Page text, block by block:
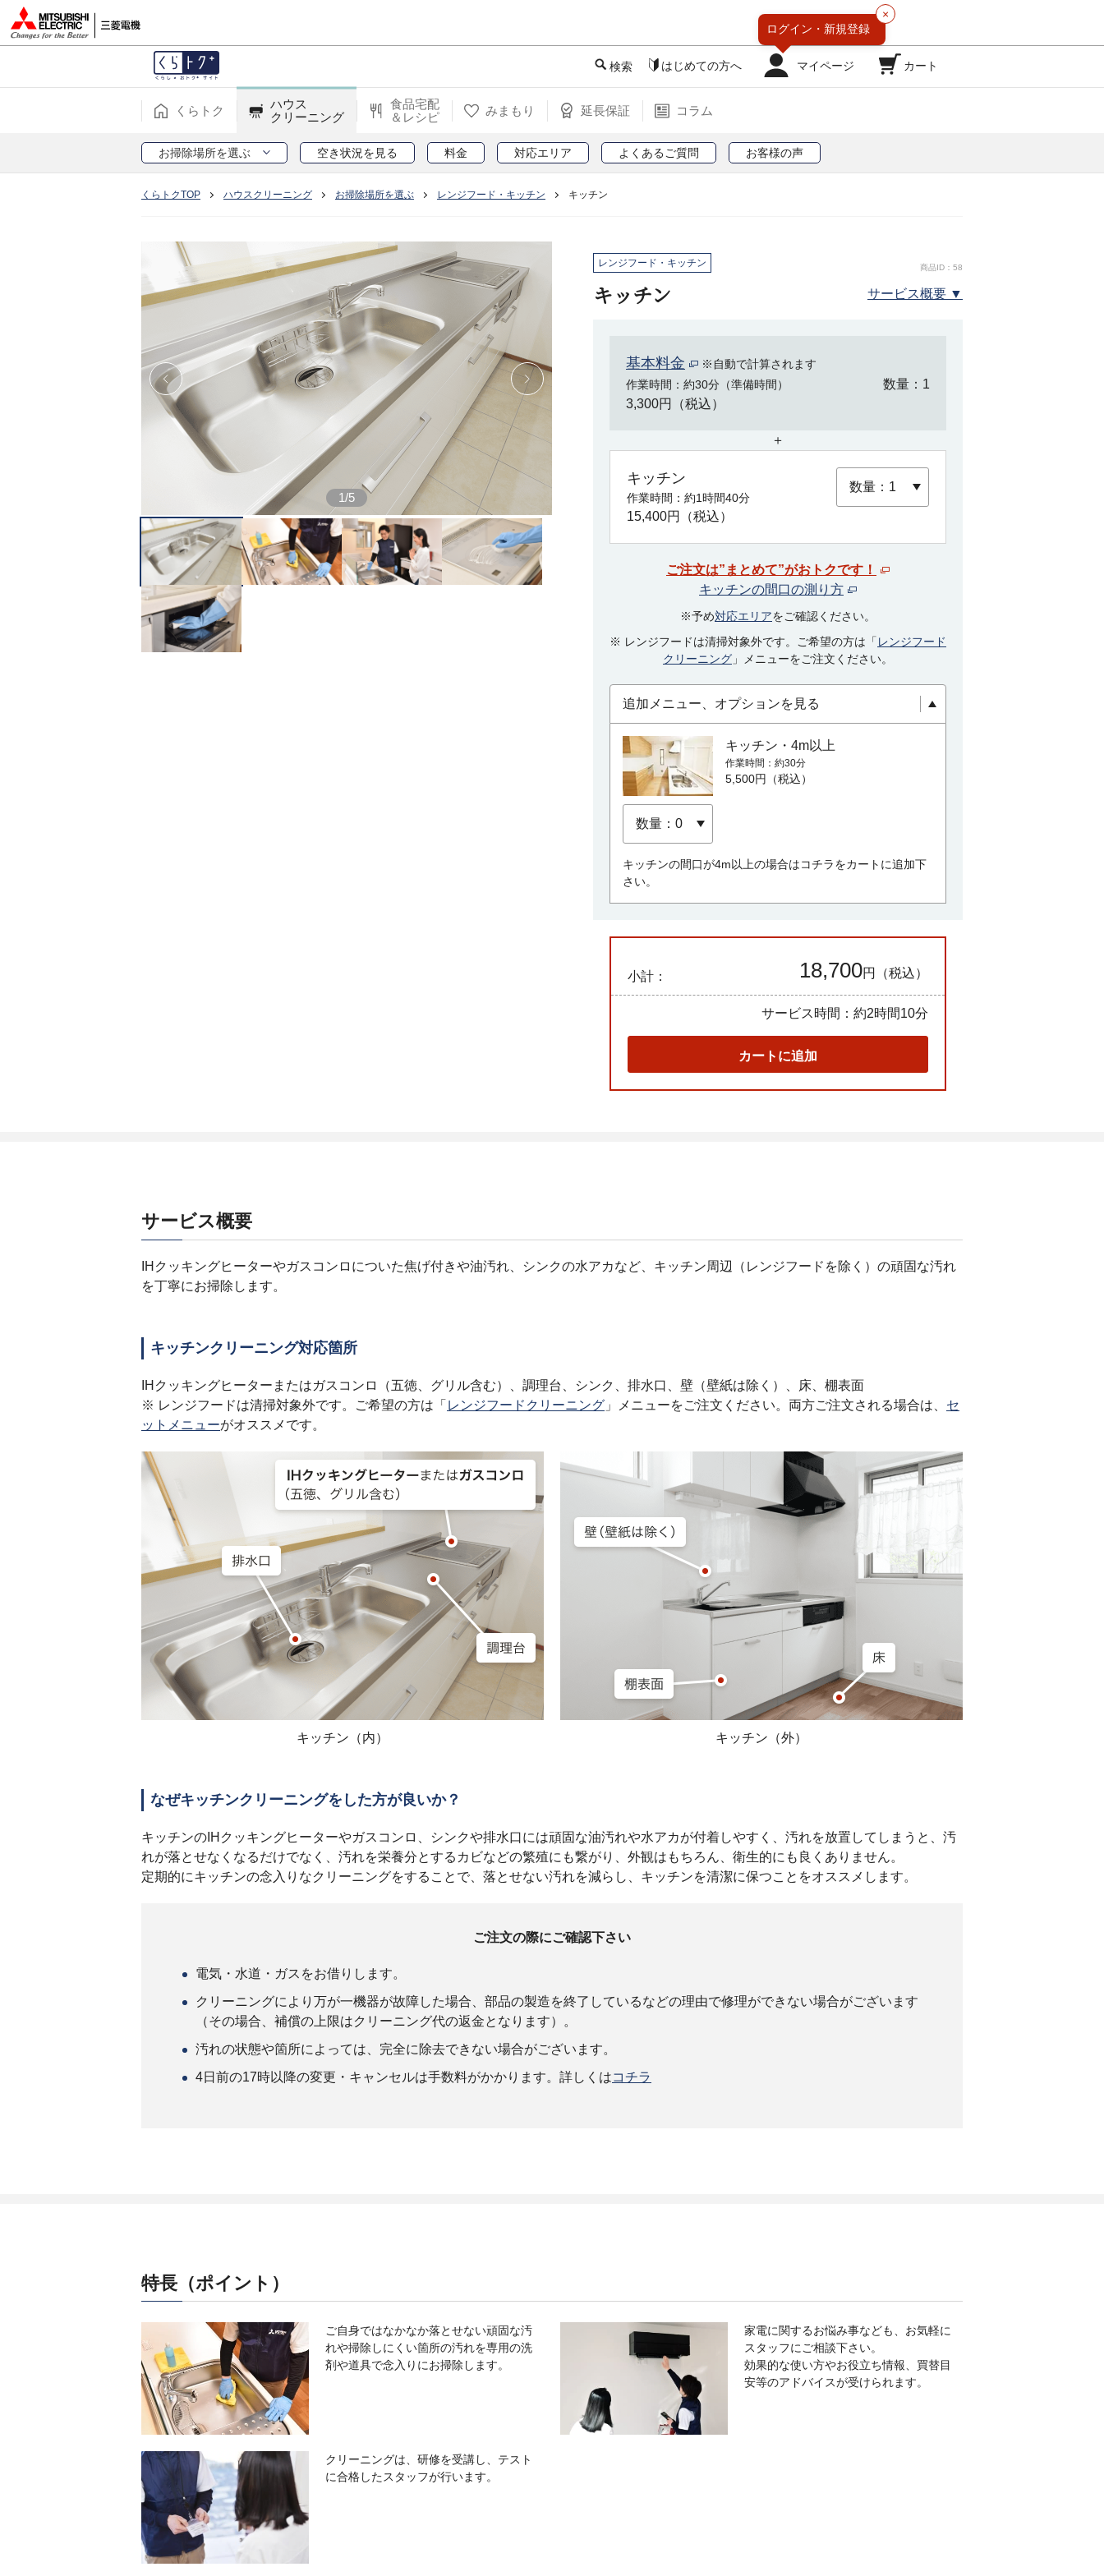
検索 はじめての方へ マイページ
×
ログイン・ 新規登録
カート
くらトク
ハウス
クリーニング
食品宅配
＆レシピ
みまもり 延長保証 コラム
お掃除場所を選ぶ 空き状況を見る 料金 対応エリア よくあるご質問 お客様の声
くらトクTOP ハウスクリーニング お掃除場所を選ぶ レンジフード・キッチン キッチン
レンジフード・キッチン 商品ID：58
キッチン サービス概要 ▼
基本料金
※自動で計算されます
作業時間
約30分（準備時間） 数量
1
3,300円（税込）
＋
キッチン
作業時間 約1時間40分
15,400円（税込）
ご注文は”まとめて”がおトクです！
キッチンの間口の測り方
※予め対応エリアをご確認ください。
※ レンジフードは清掃対象外です。ご希望の方は「 レンジフード
クリーニング 」メニューをご注文ください。
追加メニュー、オプションを見る
キッチン・4m以上
作業時間 約30分
5,500円（税込）
キッチンの間口が4m以上の場合はコチラをカートに追加下
さい。
小計： 18,700円（税込）
サービス時間： 約2時間10分
カートに追加
1/5
サービス概要
IHクッキングヒーターやガスコンロについた焦げ付きや油汚れ、シンクの水アカなど、キッチン周辺（レンジフードを除く）の頑固な汚れ
を丁寧にお掃除します。
キッチンクリーニング対応箇所
IHクッキングヒーターまたはガスコンロ（五徳、グリル含む）、調理台、シンク、排水口、壁（壁紙は除く）、床、棚表面
※ レンジフードは清掃対象外です。ご希望の方は「 レンジフードクリーニング 」メニューをご注文ください。両方ご注文される場合は、 セ
ットメニューがオススメです。
キッチン（内） キッチン（外）
なぜキッチンクリーニングをした方が良いか？
キッチンのIHクッキングヒーターやガスコンロ、シンクや排水口には頑固な油汚れや水アカが付着しやすく、汚れを放置してしまうと、汚
れが落とせなくなるだけでなく、汚れを栄養分とするカビなどの繁殖にも繋がり、外観はもちろん、衛生的にも良くありません。
定期的にキッチンの念入りなクリーニングをすることで、落とせない汚れを減らし、キッチンを清潔に保つことをオススメします。
ご注文の際にご確認下さい
電気・水道・ガスをお借りします。
クリーニングにより万が一機器が故障した場合、部品の製造を終了しているなどの理由で修理ができない場合がございます
（その場合、補償の上限はクリーニング代の返金となります）。
汚れの状態や箇所によっては、完全に除去できない場合がございます。
4日前の17時以降の変更・キャンセルは手数料がかかります。詳しくはコチラ
特長（ポイント）
ご自身ではなかなか落とせない頑固な汚
れや掃除しにくい箇所の汚れを専用の洗
剤や道具で念入りにお掃除します。
家電に関するお悩み事なども、お気軽に
スタッフにご相談下さい。
効果的な使い方やお役立ち情報、買替目
安等のアドバイスが受けられます。
クリーニングは、研修を受講し、テスト
に合格したスタッフが行います。